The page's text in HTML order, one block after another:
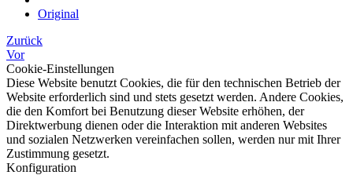
Original
Zurück
Vor
Cookie-Einstellungen
Diese Website benutzt Cookies, die für den technischen Betrieb der
Website erforderlich sind und stets gesetzt werden. Andere Cookies,
die den Komfort bei Benutzung dieser Website erhöhen, der
Direktwerbung dienen oder die Interaktion mit anderen Websites
und sozialen Netzwerken vereinfachen sollen, werden nur mit Ihrer
Zustimmung gesetzt.
Konfiguration